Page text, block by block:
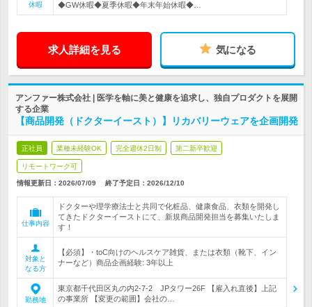
休暇
◆GW休暇◆夏季休暇◆年末年始休暇◆…
求人詳細を見る 気になる
アンファー株式会社 | 医学を軸に美と健康を追求し、独自プロダクトを展開
する企業
【商品開発（ドクターイースト）】リカバリーウェアを企画開発
正社員 業種未経験OK 完全週休2日制 第二新卒歓迎
リモートワーク可
情報更新日：2026/07/09 終了予定日： 2026/12/10
仕事内容
ドクターや理学療法士と共同で化粧品、健康食品、衣類を開発し
てきたドクターイーストにて、新規商品開発担当を募集いたしま
す！
対象と
なる方
【必須】・toC向けのヘルスケア雑貨、または衣類（靴下、イン
ナーなど）商品企画経験: 3年以上
勤務地
東京都千代田区丸の内2-7-2 JPタワー26F 【雇入れ直後】上記
の事業所 【変更の範囲】会社の…